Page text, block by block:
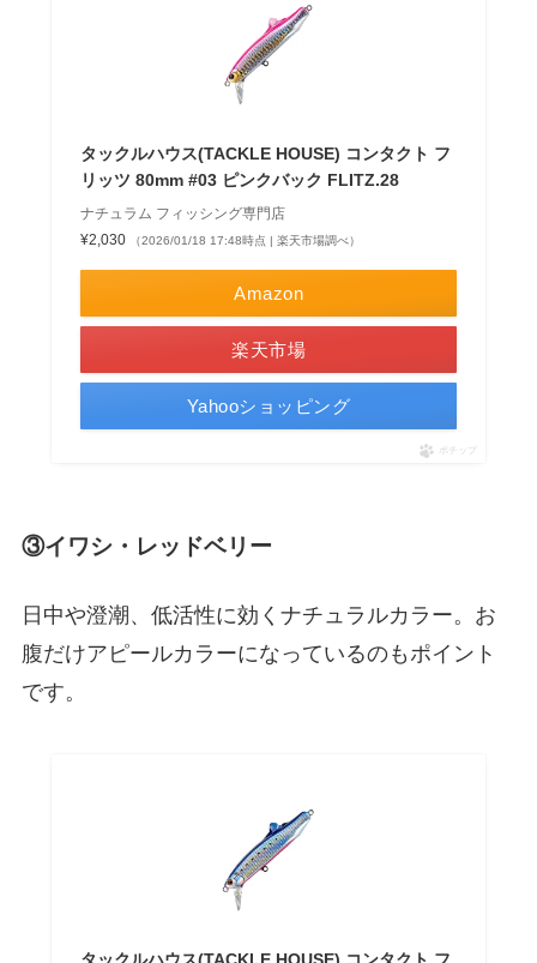
タックルハウス(TACKLE HOUSE) コンタクト フ
リッツ 80mm #03 ピンクバック FLITZ.28
ナチュラム フィッシング専門店
¥2,030
（2026/01/18 17:48時点 | 楽天市場調べ）
Amazon
楽天市場
Yahooショッピング
ポチップ
③イワシ・レッドベリー
日中や澄潮、低活性に効くナチュラルカラー。お
腹だけアピールカラーになっているのもポイント
です。